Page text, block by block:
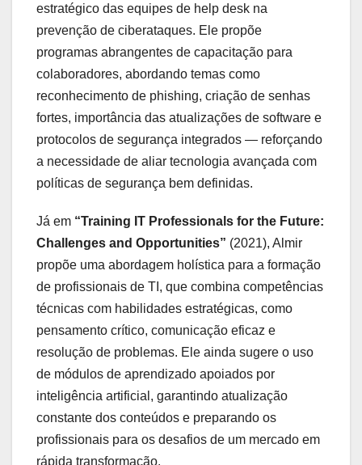
estratégico das equipes de help desk na
prevenção de ciberataques. Ele propõe
programas abrangentes de capacitação para
colaboradores, abordando temas como
reconhecimento de phishing, criação de senhas
fortes, importância das atualizações de software e
protocolos de segurança integrados — reforçando
a necessidade de aliar tecnologia avançada com
políticas de segurança bem definidas.
Já em “Training IT Professionals for the Future:
Challenges and Opportunities” (2021), Almir
propõe uma abordagem holística para a formação
de profissionais de TI, que combina competências
técnicas com habilidades estratégicas, como
pensamento crítico, comunicação eficaz e
resolução de problemas. Ele ainda sugere o uso
de módulos de aprendizado apoiados por
inteligência artificial, garantindo atualização
constante dos conteúdos e preparando os
profissionais para os desafios de um mercado em
rápida transformação.